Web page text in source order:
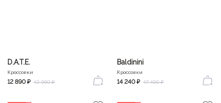
D.A.T.E.
Кроссовки
12 890 ₽ 42 990 ₽
Baldinini
Кроссовки
14 240 ₽ 47 490 ₽